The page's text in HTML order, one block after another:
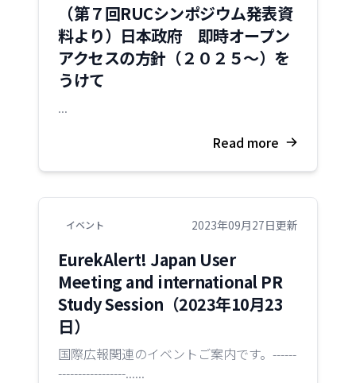
（第７回RUCシンポジウム発表資
料より）日本政府 即時オープン
アクセスの方針（２０２５～）を
うけて
...
Read more
イベント 2023年09月27日更新
EurekAlert! Japan User
Meeting and international PR
Study Session（2023年10月23
日）
国際広報関連のイベントご案内です。------
-----------------......